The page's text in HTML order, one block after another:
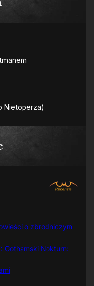
o zbrodniczym
Gothamski Nokturn: